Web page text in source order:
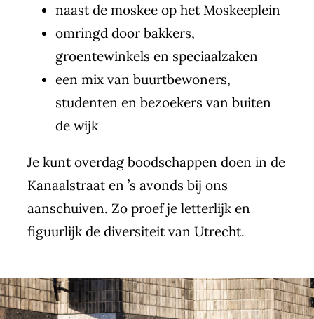
naast de moskee op het Moskeeplein
omringd door bakkers,
groentewinkels en speciaalzaken
een mix van buurtbewoners,
studenten en bezoekers van buiten
de wijk
Je kunt overdag boodschappen doen in de
Kanaalstraat en ’s avonds bij ons
aanschuiven. Zo proef je letterlijk en
figuurlijk de diversiteit van Utrecht.